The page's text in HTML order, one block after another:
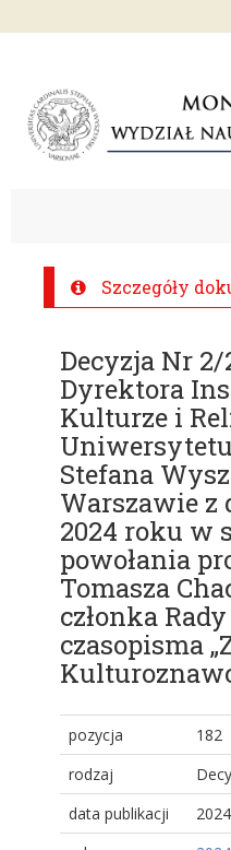
Szczegóły
Decyzja Nr
Dyrektora
Kulturze i
Stefana
Warszawie z
2024 roku w
powołania
Tomasza
członka
czasopisma
pozycja
182
rodzaj
data publikacji